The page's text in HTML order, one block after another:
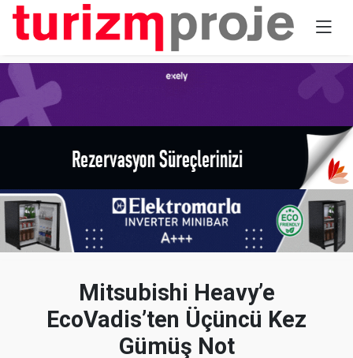
Mitsubishi Heavy’e
EcoVadis’ten Üçüncü Kez
Gümüş Not